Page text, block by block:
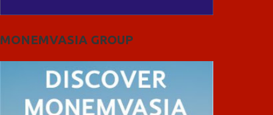
MONEMVASIA GROUP